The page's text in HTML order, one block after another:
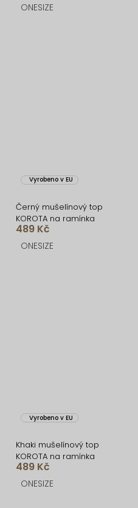
ONESIZE
Vyrobeno v EU
Černý mušelínový top
KOROTA na ramínka
489 Kč
ONESIZE
Vyrobeno v EU
Khaki mušelínový top
KOROTA na ramínka
489 Kč
ONESIZE